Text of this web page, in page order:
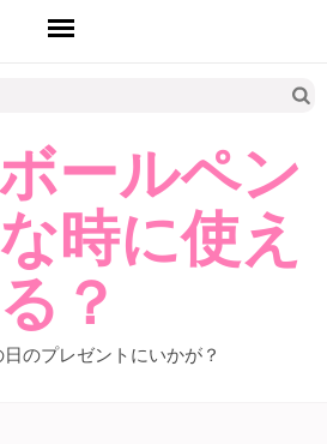
ールペン
時に使え
る？
のプレゼントにいかが？